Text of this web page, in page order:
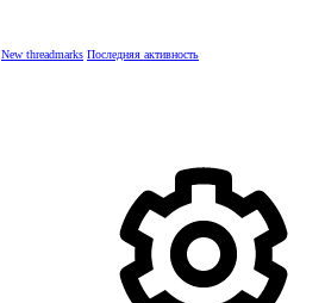
New threadmarks Последняя активность